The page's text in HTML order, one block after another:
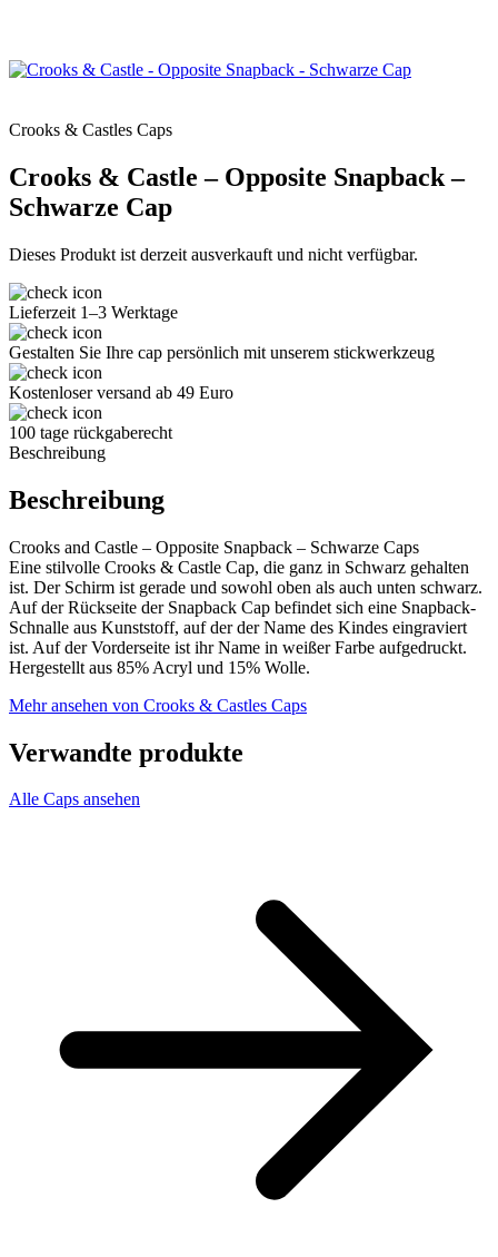
Crooks & Castles Caps
Crooks & Castle – Opposite Snapback –
Schwarze Cap
Dieses Produkt ist derzeit ausverkauft und nicht verfügbar.
Lieferzeit 1–3 Werktage
Gestalten Sie Ihre cap persönlich mit unserem stickwerkzeug
Kostenloser versand ab 49 Euro
100 tage rückgaberecht
Beschreibung
Beschreibung
Crooks and Castle – Opposite Snapback – Schwarze Caps
Eine stilvolle Crooks & Castle Cap, die ganz in Schwarz gehalten
ist. Der Schirm ist gerade und sowohl oben als auch unten schwarz.
Auf der Rückseite der Snapback Cap befindet sich eine Snapback-
Schnalle aus Kunststoff, auf der der Name des Kindes eingraviert
ist. Auf der Vorderseite ist ihr Name in weißer Farbe aufgedruckt.
Hergestellt aus 85% Acryl und 15% Wolle.
Mehr ansehen von Crooks & Castles Caps
Verwandte produkte
Alle Caps ansehen